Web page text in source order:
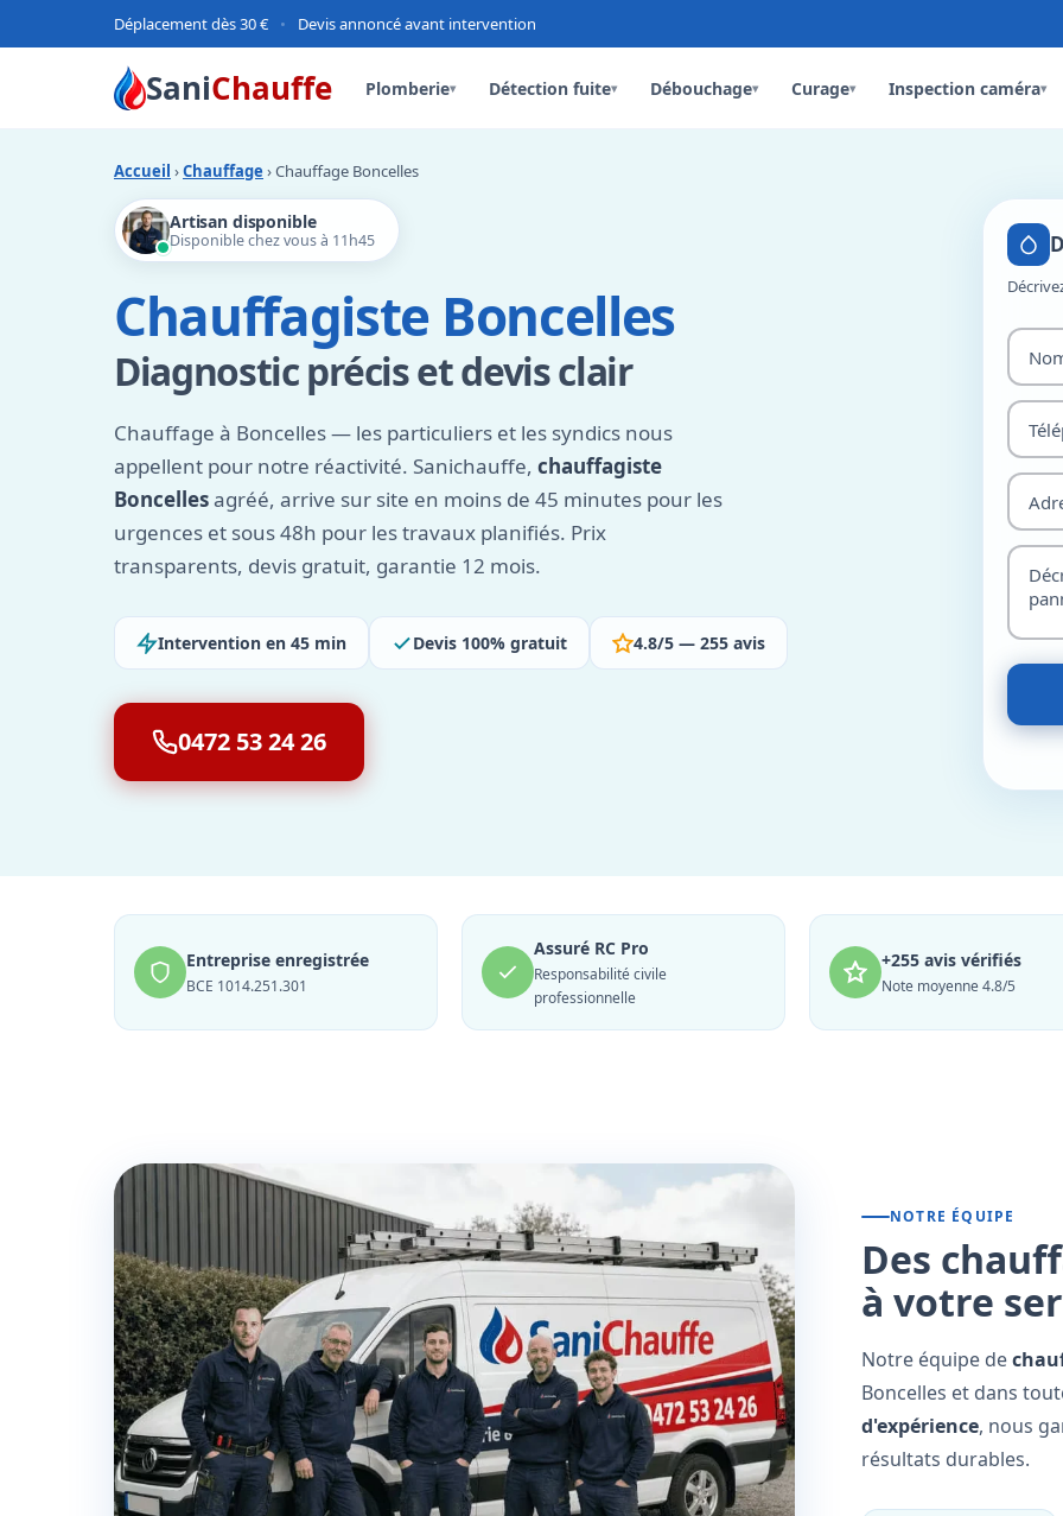
Déplacement dès 30 € • Devis annoncé avant intervention
SaniChauffe Plomberie▾ Détection fuite▾ Débouchage▾ Curage▾ Inspection caméra▾
Accueil ›Chauffage › Chauffage Boncelles
Artisan disponible
Disponible chez vous à 11h45
Chauffagiste Boncelles
Diagnostic précis et devis clair
Chauffage à Boncelles — les particuliers et les syndics nous
appellent pour notre réactivité. Sanichauffe, chauffagiste
Boncellesagréé, arrive sur site en moins de 45 minutes pour les
urgences et sous 48h pour les travaux planifiés. Prix
transparents, devis gratuit, garantie 12 mois.
Intervention en 45 min Devis 100% gratuit 4.8/5 — 255 avis
0472 53 24 26
Entreprise enregistrée
BCE 1014.251.301
Assuré RC Pro
Responsabilité civile
professionnelle
+255 avis vérifiés
Note moyenne 4.8/5
NOTRE ÉQUIPE
Des
à votre
Notre équipe de
Boncelles et dans
d'expérience, nous
résultats durables.